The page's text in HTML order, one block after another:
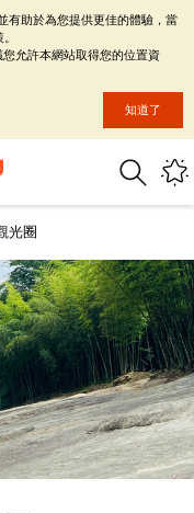
光圈
有助於為您提供更佳的體驗，當
允許本網站取得您的位置資
知道了